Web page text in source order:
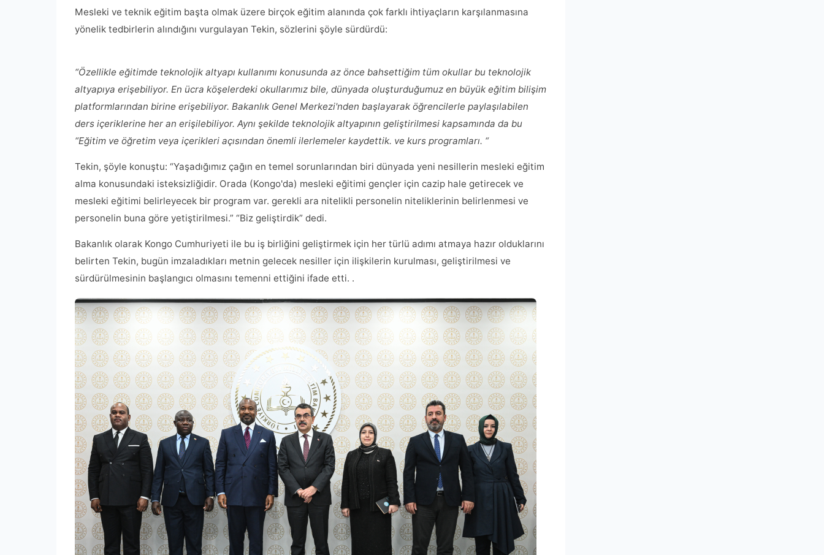
Mesleki ve teknik eğitim başta olmak üzere birçok eğitim alanında çok farklı ihtiyaçların karşılanmasına
yönelik tedbirlerin alındığını vurgulayan Tekin, sözlerini şöyle sürdürdü:
“Özellikle eğitimde teknolojik altyapı kullanımı konusunda az önce bahsettiğim tüm okullar bu teknolojik
altyapıya erişebiliyor. En ücra köşelerdeki okullarımız bile, dünyada oluşturduğumuz en büyük eğitim bilişim
platformlarından birine erişebiliyor. Bakanlık Genel Merkezi'nden başlayarak öğrencilerle paylaşılabilen
ders içeriklerine her an erişilebiliyor. Aynı şekilde teknolojik altyapının geliştirilmesi kapsamında da bu
“Eğitim ve öğretim veya içerikleri açısından önemli ilerlemeler kaydettik. ve kurs programları. “
Tekin, şöyle konuştu: “Yaşadığımız çağın en temel sorunlarından biri dünyada yeni nesillerin mesleki eğitim
alma konusundaki isteksizliğidir. Orada (Kongo'da) mesleki eğitimi gençler için cazip hale getirecek ve
mesleki eğitimi belirleyecek bir program var. gerekli ara nitelikli personelin niteliklerinin belirlenmesi ve
personelin buna göre yetiştirilmesi.” “Biz geliştirdik” dedi.
Bakanlık olarak Kongo Cumhuriyeti ile bu iş birliğini geliştirmek için her türlü adımı atmaya hazır olduklarını
belirten Tekin, bugün imzaladıkları metnin gelecek nesiller için ilişkilerin kurulması, geliştirilmesi ve
sürdürülmesinin başlangıcı olmasını temenni ettiğini ifade etti. .